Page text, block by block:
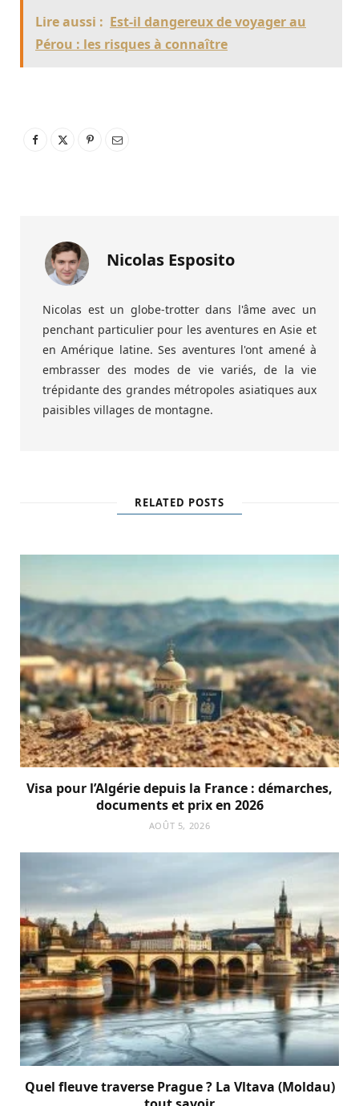
Lire aussi : Est-il dangereux de voyager au
Pérou : les risques à connaître
Nicolas Esposito
Nicolas est un globe-trotter dans l'âme avec un
penchant particulier pour les aventures en Asie et
en Amérique latine. Ses aventures l'ont amené à
embrasser des modes de vie variés, de la vie
trépidante des grandes métropoles asiatiques aux
paisibles villages de montagne.
RELATED POSTS
Visa pour l’Algérie depuis la France : démarches,
documents et prix en 2026
AOÛT 5, 2026
Quel fleuve traverse Prague ? La Vltava (Moldau)